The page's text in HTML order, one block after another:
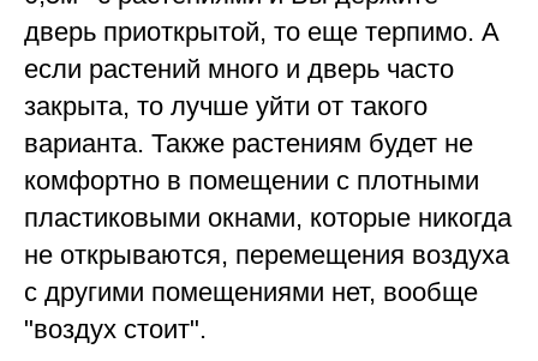
дверь приоткрытой, то еще терпимо. А
если растений много и дверь часто
закрыта, то лучше уйти от такого
варианта. Также растениям будет не
комфортно в помещении с плотными
пластиковыми окнами, которые никогда
не открываются, перемещения воздуха
с другими помещениями нет, вообще
"воздух стоит".